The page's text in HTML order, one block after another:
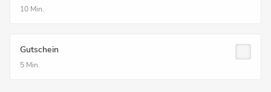
10 Min.
Gutschein
5 Min.